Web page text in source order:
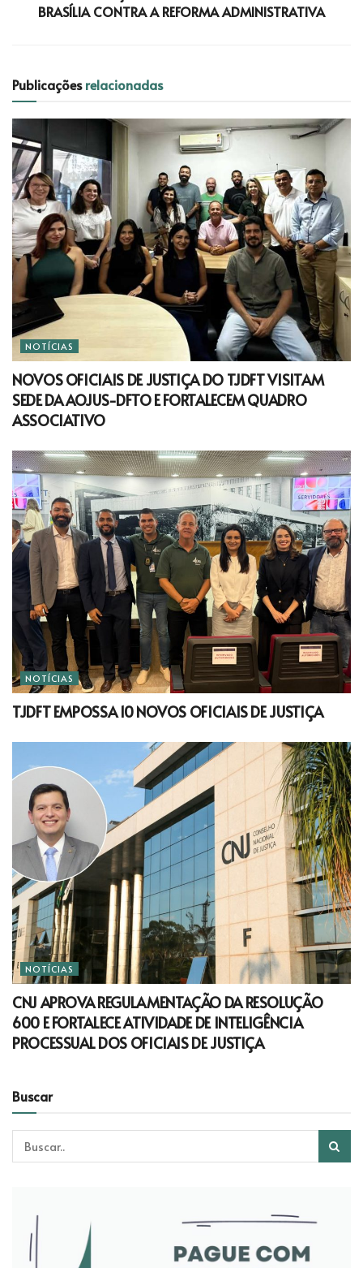
BRASÍLIA CONTRA A REFORMA ADMINISTRATIVA
Publicaçõesrelacionadas
NOTÍCIAS
NOVOS OFICIAIS DE JUSTIÇA DO TJDFT VISITAM
SEDE DA AOJUS-DFTO E FORTALECEM QUADRO
ASSOCIATIVO
NOTÍCIAS
TJDFT EMPOSSA 10 NOVOS OFICIAIS DE JUSTIÇA
NOTÍCIAS
CNJ APROVA REGULAMENTAÇÃO DA RESOLUÇÃO
600 E FORTALECE ATIVIDADE DE INTELIGÊNCIA
PROCESSUAL DOS OFICIAIS DE JUSTIÇA
Buscar